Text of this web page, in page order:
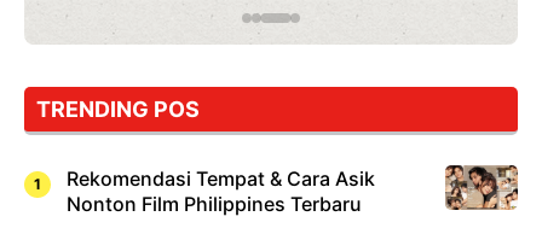
TRENDING POS
Rekomendasi Tempat & Cara Asik
Nonton Film Philippines Terbaru